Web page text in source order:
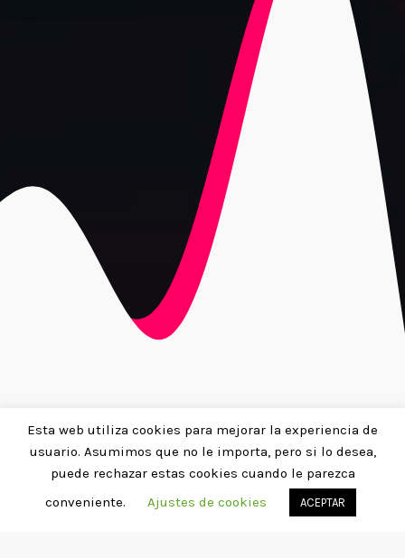
Esta web utiliza cookies para mejorar la experiencia de
usuario. Asumimos que no le importa, pero si lo desea,
puede rechazar estas cookies cuando le parezca
conveniente.
Ajustes de cookies ACEPTAR